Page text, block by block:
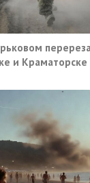
и Краматорске